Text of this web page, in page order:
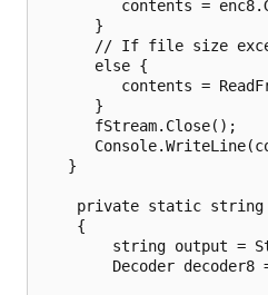
contents =
      }
// If file size
      else {
contents =
      }
      fStream.Close();
   }
private static
    {
string output =
Decoder decoder8